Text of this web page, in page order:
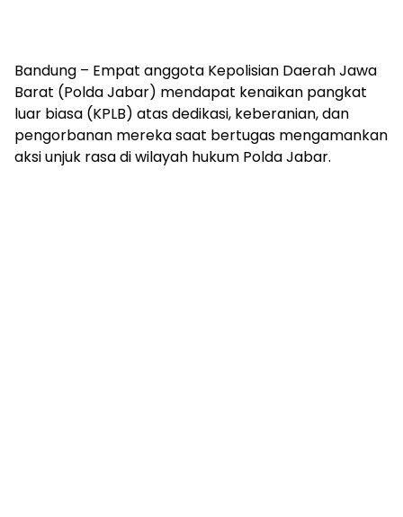
Bandung – Empat anggota Kepolisian Daerah Jawa
Barat (Polda Jabar) mendapat kenaikan pangkat
luar biasa (KPLB) atas dedikasi, keberanian, dan
pengorbanan mereka saat bertugas mengamankan
aksi unjuk rasa di wilayah hukum Polda Jabar.